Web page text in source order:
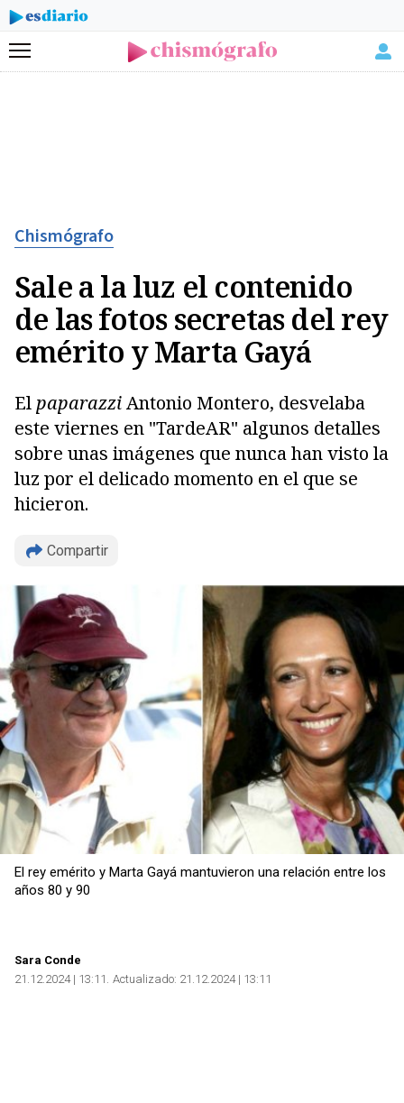
Menú
Chismógrafo
Sale a la luz el contenido
de las fotos secretas del rey
emérito y Marta Gayá
El paparazziAntonio Montero, desvelaba
este viernes en "TardeAR" algunos detalles
sobre unas imágenes que nunca han visto la
luz por el delicado momento en el que se
hicieron.
Compartir
Copiar
El rey emérito y Marta Gayá mantuvieron una relación entre los
años 80 y 90
Sara Conde
21.12.2024 | 13:11 Actualizado: 21.12.2024 | 13:11